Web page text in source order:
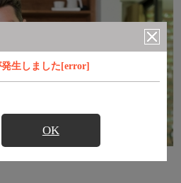
生しました[error]
OK